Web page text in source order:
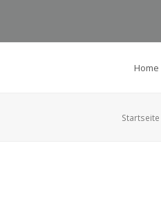
Home
Startseite